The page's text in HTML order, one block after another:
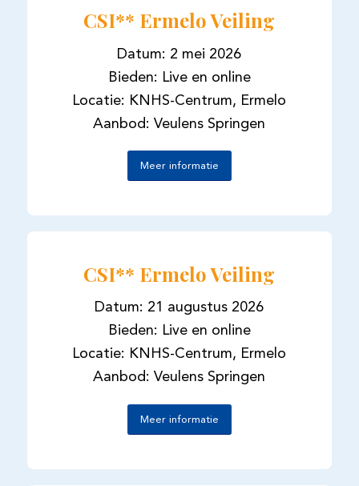
CSI** Ermelo Veiling
Datum: 2 mei 2026
Bieden: Live en online
Locatie: KNHS-Centrum, Ermelo
Aanbod: Veulens Springen
Meer informatie
CSI** Ermelo Veiling
Datum: 21 augustus 2026
Bieden: Live en online
Locatie: KNHS-Centrum, Ermelo
Aanbod: Veulens Springen
Meer informatie